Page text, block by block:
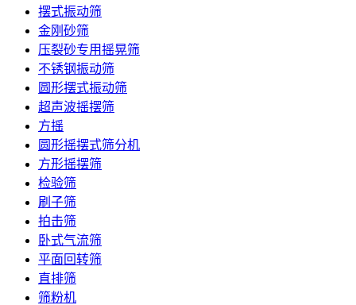
摆式振动筛
金刚砂筛
压裂砂专用摇晃筛
不锈钢振动筛
圆形摆式振动筛
超声波摇摆筛
方摇
圆形摇摆式筛分机
方形摇摆筛
检验筛
刷子筛
拍击筛
卧式气流筛
平面回转筛
直排筛
筛粉机